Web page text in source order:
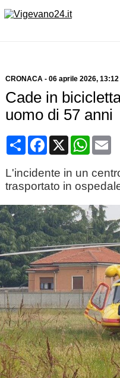
CRONACA- 06 aprile 2026, 13:12
Cade in
uomo di 57 anni
CondividiFacebook
X
L'incidente in un
trasportato in